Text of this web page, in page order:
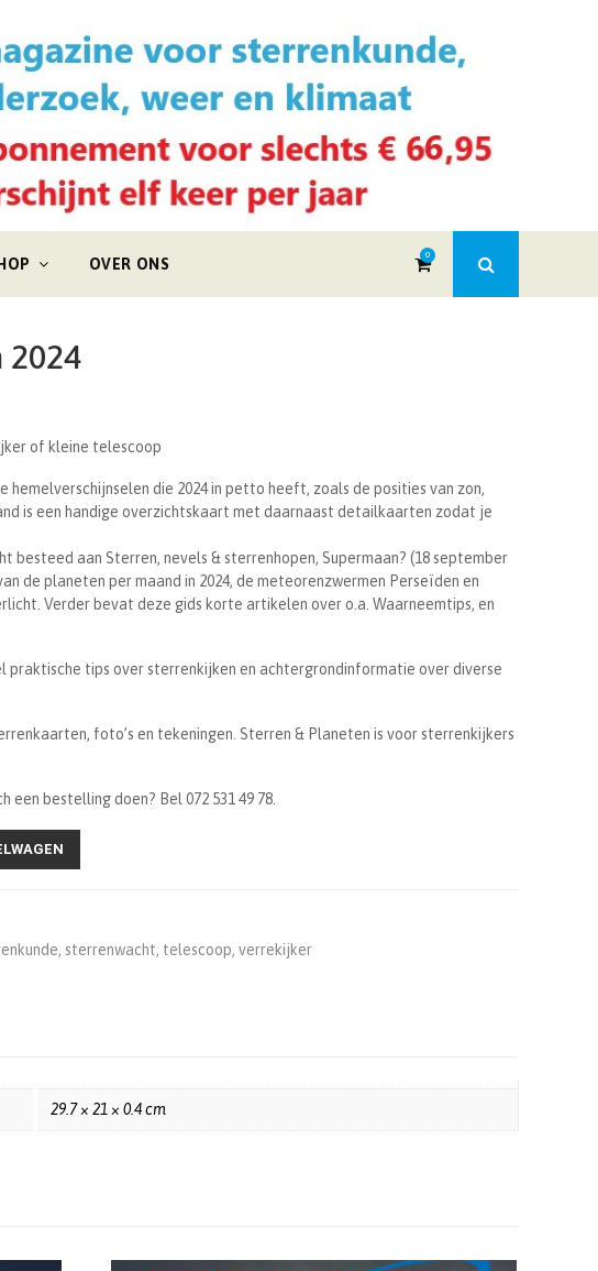
OVER ONS
0
2024
of kleine telescoop
die 2024 in petto heeft, zoals de posities van zon,
is een handige overzichtskaart met daarnaast detailkaarten zodat je
besteed aan Sterren, nevels & sterrenhopen, Supermaan? (18 september
de planeten per maand in 2024, de meteorenzwermen Perseïden en
Verder bevat deze gids korte artikelen over o.a. Waarneemtips, en
praktische tips over sterrenkijken en achtergrondinformatie over diverse
foto’s en tekeningen. Sterren & Planeten is voor sterrenkijkers
bestelling doen? Bel 072 531 49 78.
, sterrenwacht, telescoop, verrekijker
29.7 × 21 × 0.4 cm